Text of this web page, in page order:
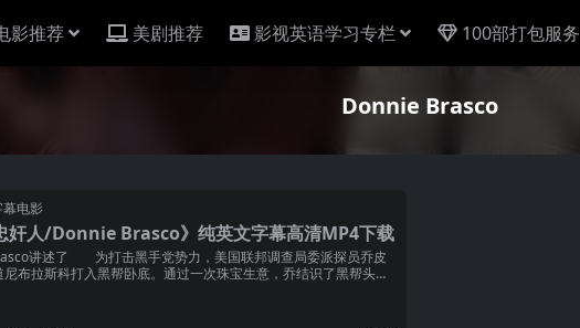
影推荐 美剧推荐 影视英语学习专栏 100部打包服务
Donnie Brasco
电影
奸人/Donnie Brasco》纯英文字幕高清MP4下载
讲述了 为打击黑手党势力，美国联邦调查局委派探员乔皮
布拉斯科打入黑帮卧底。通过一次珠宝生意，乔结识了黑帮头目